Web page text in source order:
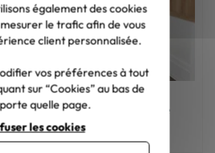
: comment choisir la bonne
teinte ?
également des cookies
le trafic afin de vous
client personnalisée.
vos préférences à tout
sur “Cookies” au bas de
quelle page.
les cookies